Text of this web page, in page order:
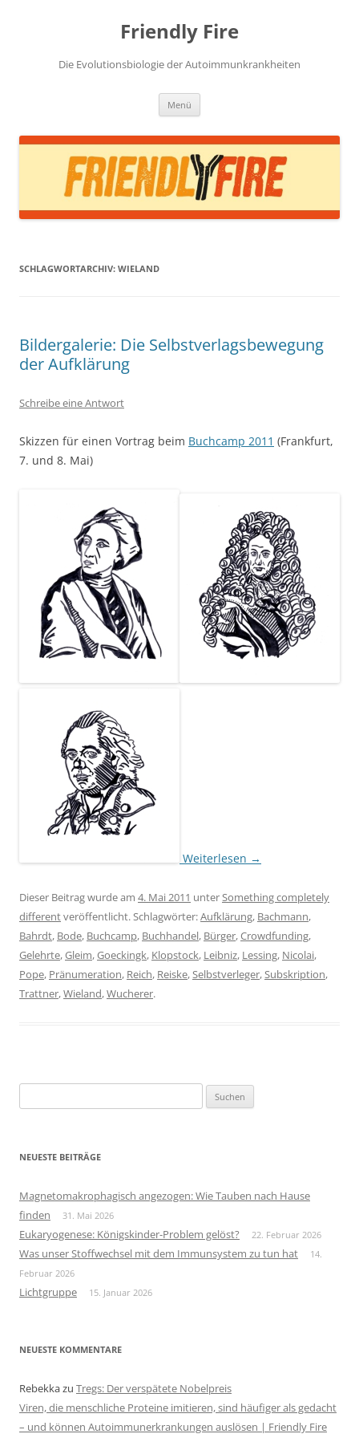
Friendly Fire
Die Evolutionsbiologie der Autoimmunkrankheiten
Menü
SCHLAGWORTARCHIV: WIELAND
Bildergalerie: Die Selbstverlagsbewegung
der Aufklärung
Schreibe eine Antwort
Skizzen für einen Vortrag beim Buchcamp 2011 (Frankfurt,
7. und 8. Mai)
Weiterlesen →
Dieser Beitrag wurde am 4. Mai 2011 unterSomething completely
differentveröffentlicht. Schlagwörter:Aufklärung, Bachmann,
Bahrdt, Bode, Buchcamp, Buchhandel, Bürger,Crowdfunding,
Gelehrte,Gleim,Goeckingk, Klopstock, Leibniz, Lessing, Nicolai,
Pope, Pränumeration, Reich, Reiske,Selbstverleger,Subskription,
Trattner,Wieland,Wucherer.
nach:
NEUESTE BEITRÄGE
Magnetomakrophagisch angezogen: Wie Tauben nach Hause
finden
31. Mai 2026
Eukaryogenese: Königskinder-Problem gelöst? 22. Februar 2026
Was unser Stoffwechsel mit dem Immunsystem zu tun hat
14.
Februar 2026
Lichtgruppe 15. Januar 2026
NEUESTE KOMMENTARE
Rebekkazu Tregs: Der verspätete Nobelpreis
Viren, die menschliche Proteine imitieren, sind häufiger als gedacht
– und können Autoimmunerkrankungen auslösen | Friendly Fire